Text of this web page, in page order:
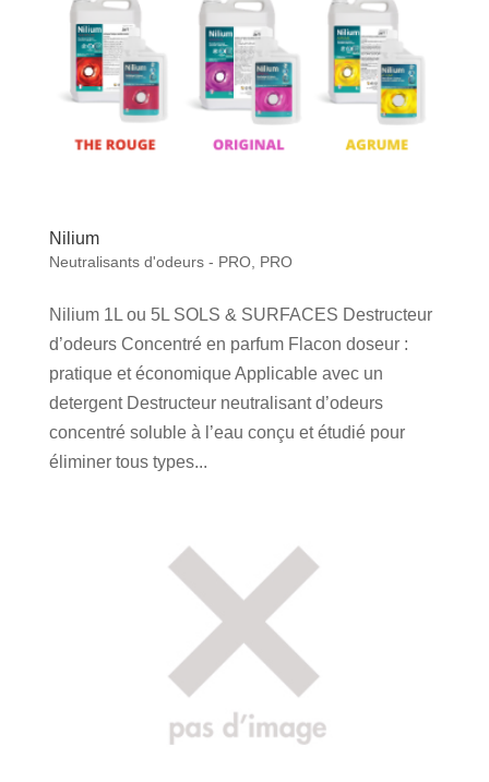
Nilium
Neutralisants d'odeurs - PRO, PRO
Nilium 1L ou 5L SOLS & SURFACES Destructeur
d’odeurs Concentré en parfum Flacon doseur :
pratique et économique Applicable avec un
detergent Destructeur neutralisant d’odeurs
concentré soluble à l’eau conçu et étudié pour
éliminer tous types...